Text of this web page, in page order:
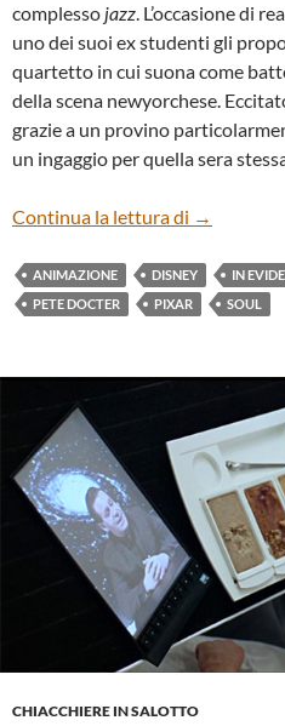
complesso jazz. L’occasione di
uno dei suoi ex studenti gli
quartetto in cui suona come
della scena newyorchese.
grazie a un provino
un ingaggio per quella sera
Continua la lettura di “SOUL”
→
ANIMAZIONE DISNEY IN
PETE DOCTER
PIXAR SOUL
CHIACCHIERE IN SALOTTO